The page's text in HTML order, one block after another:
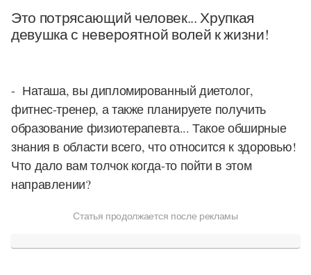
Это потрясающий человек... Хрупкая
девушка с невероятной волей к жизни!
- Наташа, вы дипломированный диетолог,
фитнес-тренер, а также планируете получить
образование физиотерапевта... Такое обширные
знания в области всего, что относится к здоровью!
Что дало вам толчок когда-то пойти в этом
направлении?
Статья продолжается после рекламы